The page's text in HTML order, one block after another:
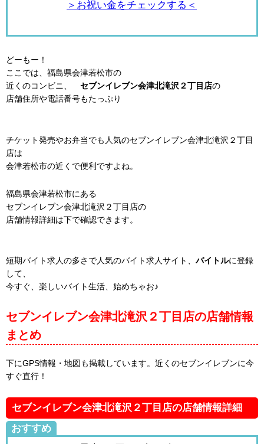
＞お祝い金をチェックする＜
どーもー！
ここでは、福島県会津若松市の
近くのコンビニ、 セブンイレブン会津北滝沢２丁目店の
店舗住所や電話番号もたっぷり
チケット発売やお弁当でも人気のセブンイレブン会津北滝沢２丁目
店は
会津若松市の近くで便利ですよね。
福島県会津若松市にある
セブンイレブン会津北滝沢２丁目店の
店舗情報詳細は下で確認できます。
短期バイト求人の多さで人気のバイト求人サイト、 バイトルに登録
して、
今すぐ、楽しいバイト生活、始めちゃお♪
セブンイレブン会津北滝沢２丁目店の店舗情報
まとめ
下にGPS情報・地図も掲載しています。近くのセブンイレブンに今
すぐ直行！
セブンイレブン会津北滝沢２丁目店の店舗情報詳細
おすすめ